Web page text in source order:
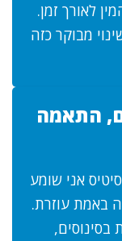
לאורך זמן.
מבוקר כזה
התאמה
אני שומע
באמת עוזרת.